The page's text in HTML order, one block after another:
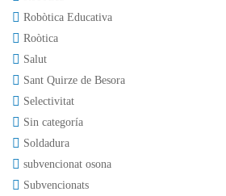
Robòtica Educativa
Roòtica
Salut
Sant Quirze de Besora
Selectivitat
Sin categoría
Soldadura
subvencionat osona
Subvencionats